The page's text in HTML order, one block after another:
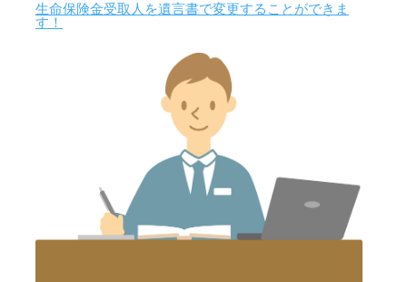
生命保険金受取人を遺言書で変更することができま
す！